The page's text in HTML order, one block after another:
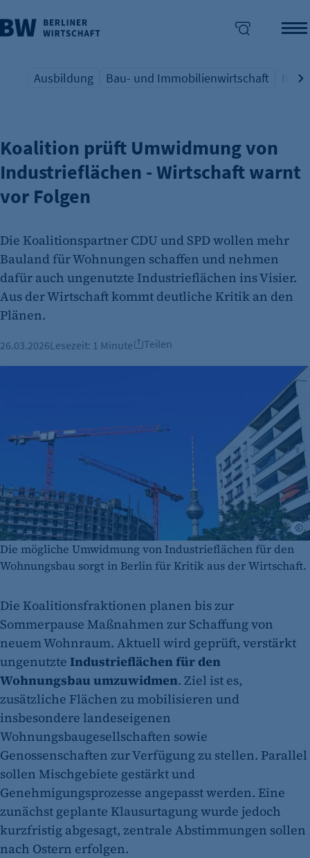
überspringen
Übersicht Schlagwort
Ausbildung
Übersicht Schlagwort
Bau- und Immobilienwirtschaft
STADTENTWICKLUNG UND WIRTSCHAFTSPOLITIK
Koalition prüft Umwidmung von
Industrieflächen - Wirtschaft warnt
vor Folgen
Die Koalitionspartner CDU und SPD wollen mehr
Bauland für Wohnungen schaffen und nehmen
dafür auch ungenutzte Industrieflächen ins Visier.
Aus der Wirtschaft kommt deutliche Kritik an den
Plänen.
26.03.2026Lesezeit: 1 Minute Teilen
Die mögliche Umwidmung von Industrieflächen für den
Wohnungsbau sorgt in Berlin für Kritik aus der Wirtschaft.
Die Koalitionsfraktionen planen bis zur
Sommerpause Maßnahmen zur Schaffung von
neuem Wohnraum. Aktuell wird geprüft, verstärkt
ungenutzte Industrieflächen für den
Wohnungsbau umzuwidmen. Ziel ist es,
zusätzliche Flächen zu mobilisieren und
insbesondere landeseigenen
Wohnungsbaugesellschaften sowie
Genossenschaften zur Verfügung zu stellen. Parallel
sollen Mischgebiete gestärkt und
Genehmigungsprozesse angepasst werden. Eine
zunächst geplante Klausurtagung wurde jedoch
kurzfristig abgesagt, zentrale Abstimmungen sollen
nach Ostern erfolgen.